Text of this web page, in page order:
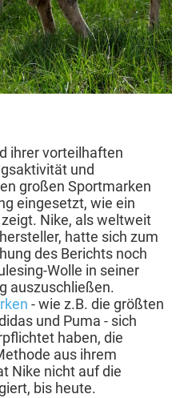
ihrer vorteilhaften
und
großen Sportmarken
eingesetzt, wie ein
zeigt. Nike, als weltweit
hatte sich zum
des Berichts noch
Wolle in seiner
auszuschließen.
- wie z.B. die größten
und Puma - sich
haben, die
aus ihrem
Nike nicht auf die
bis heute.